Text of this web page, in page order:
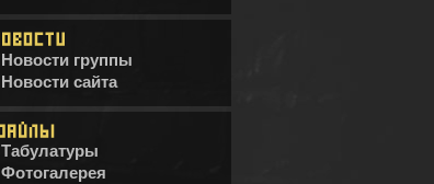
Новости группы
Новости сайта
Табулатуры
Фотогалерея